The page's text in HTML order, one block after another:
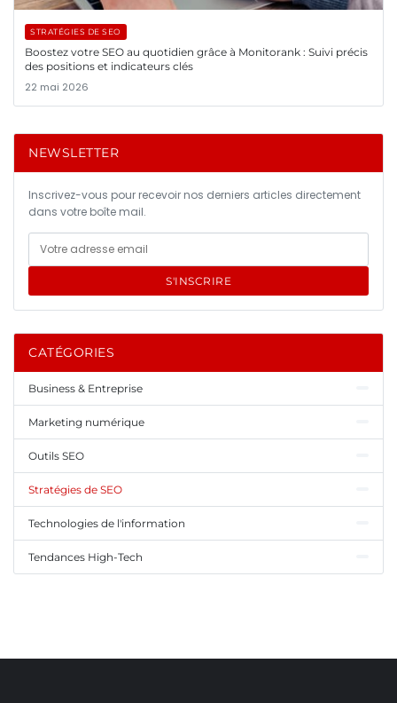
STRATÉGIES DE SEO
Boostez votre SEO au quotidien grâce à Monitorank : Suivi précis
des positions et indicateurs clés
22 mai 2026
NEWSLETTER
Inscrivez-vous pour recevoir nos derniers articles directement
dans votre boîte mail.
S'INSCRIRE
CATÉGORIES
Business & Entreprise
Marketing numérique
Outils SEO
Stratégies de SEO
Technologies de l'information
Tendances High-Tech